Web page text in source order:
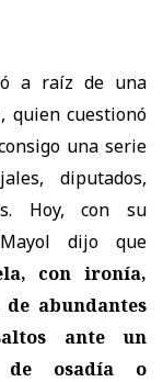
a raíz de una
quien cuestionó
una serie
diputados,
Hoy, con su
dijo que
con ironía,
abundantes
ante un
de osadía o